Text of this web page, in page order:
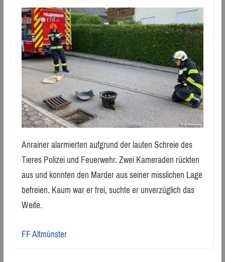
Anrainer alarmierten aufgrund der lauten Schreie des
Tieres Polizei und Feuerwehr. Zwei Kameraden rückten
aus und konnten den Marder aus seiner misslichen Lage
befreien. Kaum war er frei, suchte er unverzüglich das
Weite.
FF Altmünster